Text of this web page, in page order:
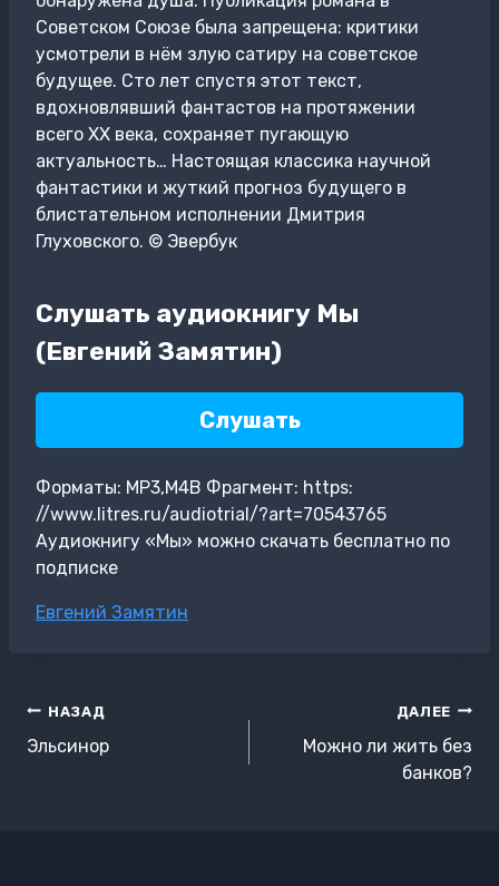
Советском Союзе была запрещена: критики
усмотрели в нём злую сатиру на советское
будущее. Сто лет спустя этот текст,
вдохновлявший фантастов на протяжении
всего ХХ века, сохраняет пугающую
актуальность… Настоящая классика научной
фантастики и жуткий прогноз будущего в
блистательном исполнении Дмитрия
Глуховского. © Эвербук
Слушать аудиокнигу Мы
(Евгений Замятин)
Слушать
Форматы: MP3,M4B Фрагмент: https:
//www.litres.ru/audiotrial/?art=70543765
Аудиокнигу «Мы» можно скачать бесплатно по
подписке
Метки
Евгений Замятин
Навигация
по
НАЗАД
Эльсинор
ДАЛЕЕ
Можно ли жить без
банков?